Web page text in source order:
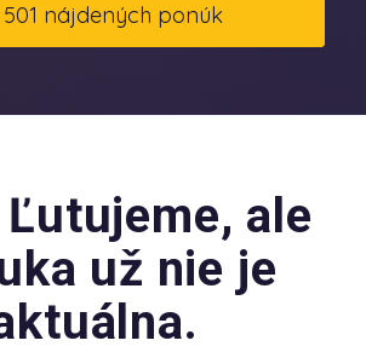
501 nájdených ponúk
ale
už nie je